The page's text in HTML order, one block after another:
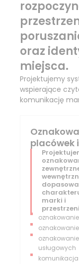
oraz
miejsca.
Projektujemy
wspierające
komunikację
placówek
marki i
usługowych